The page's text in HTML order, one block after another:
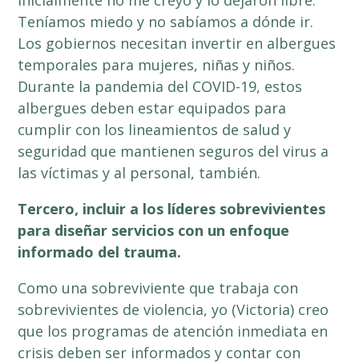
Teníamos miedo y no sabíamos a dónde ir.
Los gobiernos necesitan invertir en albergues
temporales para mujeres, niñas y niños.
Durante la pandemia del COVID-19, estos
albergues deben estar equipados para
cumplir con los lineamientos de salud y
seguridad que mantienen seguros del virus a
las víctimas y al personal, también.
Tercero, incluir a los líderes sobrevivientes
para diseñar servicios con un enfoque
informado del trauma.
Como una sobreviviente que trabaja con
sobrevivientes de violencia, yo (Victoria) creo
que los programas de atención inmediata en
crisis deben ser informados y contar con